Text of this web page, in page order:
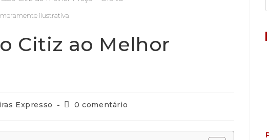
ilustrativa
Citiz ao Melhor
Expresso 0 comentário